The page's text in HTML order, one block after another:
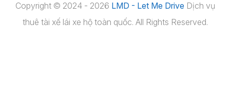
Copyright © 2024 - 2026 LMD - Let Me Drive Dịch vụ
thuê tài xế lái xe hộ toàn quốc. All Rights Reserved.